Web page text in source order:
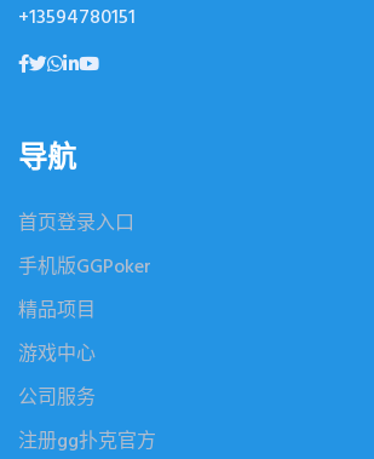
+13594780151
导航
首页登录入口
手机版GGPoker
精品项目
游戏中心
公司服务
注册gg扑克官方